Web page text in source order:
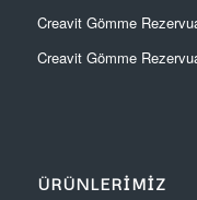
Creavit Gömme
Creavit Gömme
ÜRÜNLERIMIZ